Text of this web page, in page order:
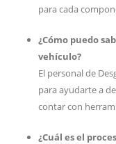
para cada
¿Cómo puedo
vehículo?
El personal de
para ayudarte a
contar con
¿Cuál es el